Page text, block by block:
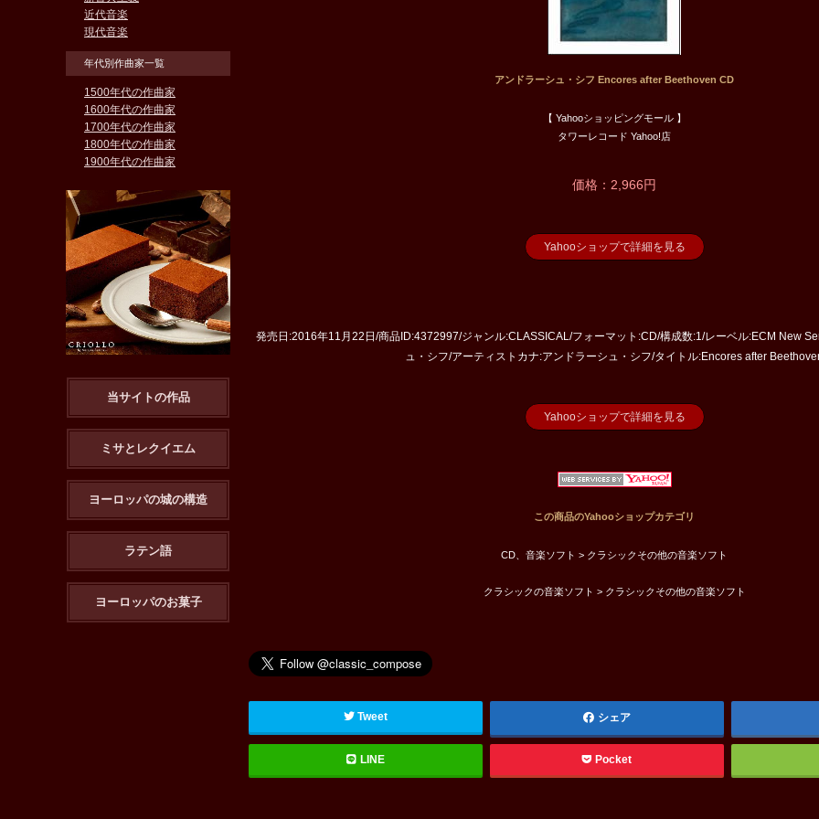
アンドラーシュ・シフ Encores after Beethoven CD
【 Yahooショッピングモール 】
タワーレコード Yahoo!店
価格：2,966円
Yahooショップで詳細を見る
発売日:2016年11月22日/商品ID:4372997/ジャンル:CLASSICAL/フォーマット:CD/構成数:1/レーベル:ECM New
ュ・シフ/アーティストカナ:アンドラーシュ・シフ/タイトル:Encores after
Yahooショップで詳細を見る
この商品のYahooショップカテゴリ
CD、音楽ソフト > クラシックその他の音楽ソフト
クラシックの音楽ソフト > クラシックその他の音楽ソフト
Tweet シェア
LINE Pocket
近代音楽
現代音楽
年代別作曲家一覧
1500年代の作曲家
1600年代の作曲家
1700年代の作曲家
1800年代の作曲家
1900年代の作曲家
当サイトの作品
ミサとレクイエム
ヨーロッパの城の構造
ラテン語
ヨーロッパのお菓子